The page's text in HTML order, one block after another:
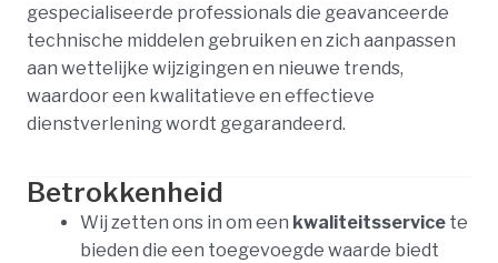
gespecialiseerde professionals die geavanceerde
technische middelen gebruiken en zich aanpassen
aan wettelijke wijzigingen en nieuwe trends,
waardoor een kwalitatieve en effectieve
dienstverlening wordt gegarandeerd.
Betrokkenheid
Wij zetten ons in om een kwaliteitsservice te
bieden die een toegevoegde waarde biedt